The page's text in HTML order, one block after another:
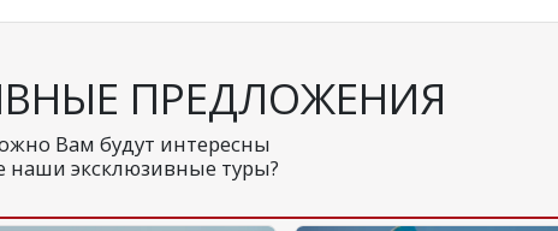
ПРЕДЛОЖЕНИЯ
Вам будут интересны
наши эксклюзивные туры?